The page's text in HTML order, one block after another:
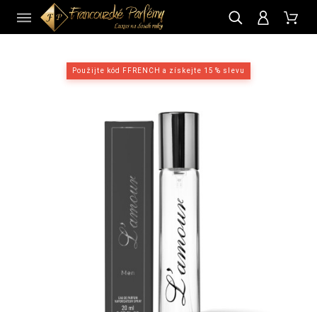
Použijte kód FFRENCH a získejte 15 % slevu
CZ